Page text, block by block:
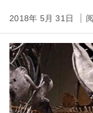
2018年 5月 31日